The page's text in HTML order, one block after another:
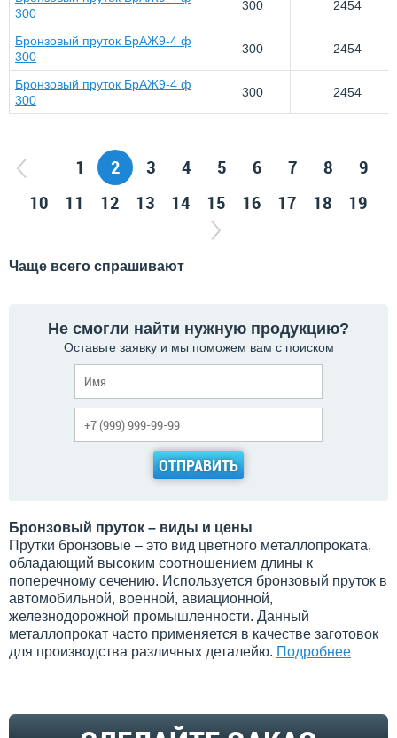
300
300 2454
Бронзовый пруток БрАЖ9-4 ф
300
300 2454
Бронзовый пруток БрАЖ9-4 ф
300
300 2454
1 2 3 4 5 6 7 8
9
10
11 12 13 14 15 16 17 18 19
Чаще всего спрашивают
Не смогли найти нужную продукцию?
Оставьте заявку и мы поможем вам с поиском
ОТПРАВИТЬ
Бронзовый пруток – виды и цены
Прутки бронзовые – это вид цветного металлопроката,
обладающий высоким соотношением длины к
поперечному сечению. Используется бронзовый пруток в
автомобильной, военной, авиационной,
железнодорожной промышленности. Данный
металлопрокат часто применяется в качестве заготовок
для производства различных деталейю. Подробнее